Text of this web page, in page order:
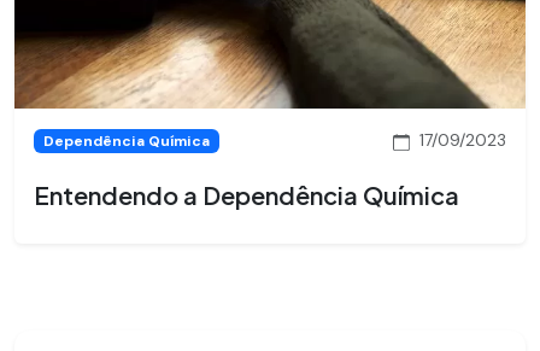
Dependência Química 17/09/2023
Entendendo a Dependência Química